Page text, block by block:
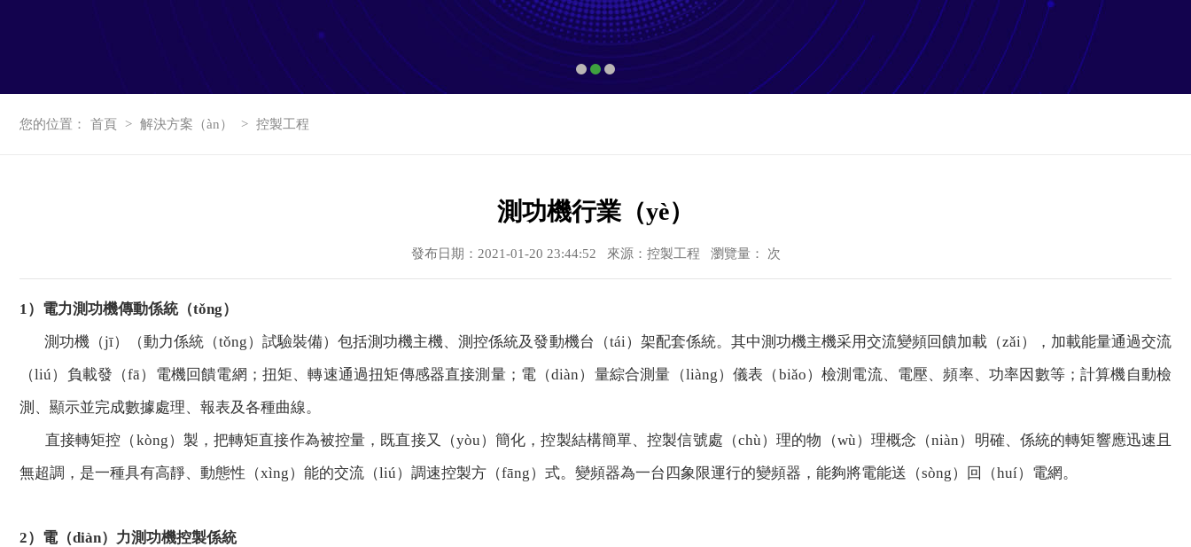
您的位置： 首頁 > 解決方案（àn） > 控製工程
測功機行業（yè）
發布日期：2021-01-20 23:44:52 來源：控製工程 瀏覽量： 次
1）電力測功機傳動係統（tǒng）
測功機（jī）（動力係統（tǒng）試驗裝備）包括測功機主機、測控係統及發動機台（tái）架配套係統。其中測功機主機采用交流變頻回饋加載（zǎi），加載能量通過交流
（liú）負載發（fā）電機回饋電網；扭矩、轉速通過扭矩傳感器直接測量；電（diàn）量綜合測量（liàng）儀表（biǎo）檢測電流、電壓、頻率、功率因數等；計算機自動檢
測、顯示並完成數據處理、報表及各種曲線。
直接轉矩控（kòng）製，把轉矩直接作為被控量，既直接又（yòu）簡化，控製結構簡單、控製信號處（chù）理的物（wù）理概念（niàn）明確、係統的轉矩響應迅速且
無超調，是一種具有高靜、動態性（xìng）能的交流（liú）調速控製方（fāng）式。變頻器為一台四象限運行的變頻器，能夠將電能送（sòng）回（huí）電網。
2）電（diàn）力測功機控製係統